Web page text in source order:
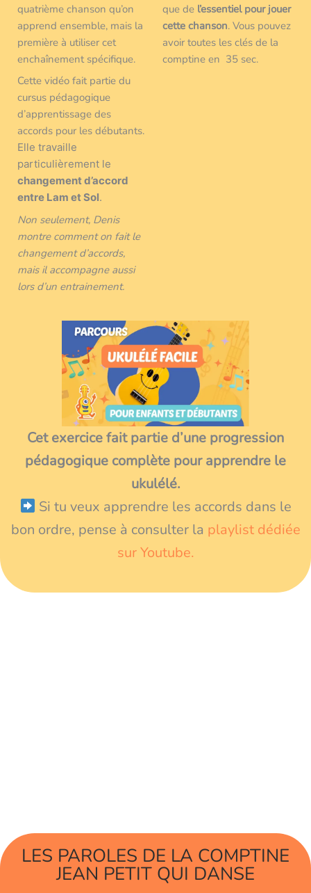
quatrième chanson qu’on
apprend ensemble, mais la
première à utiliser cet
enchaînement spécifique.
Cette vidéo fait partie du
cursus pédagogique
d’apprentissage des
accords pour les débutants.
Elle travaille
particulièrement le
changement d’accord
entre Lam et Sol.
Non seulement, Denis
montre comment on fait le
changement d’accords,
mais il accompagne aussi
lors d’un entrainement.
que de l’essentiel pour jouer
cette chanson. Vous pouvez
avoir toutes les clés de la
comptine en 35 sec.
Cet exercice fait partie d’une progression
pédagogique complète pour apprendre le
ukulélé.
Si tu veux apprendre les accords dans le
bon ordre, pense à consulter la playlist dédiée
sur Youtube.
LES PAROLES DE LA COMPTINE
JEAN PETIT QUI DANSE